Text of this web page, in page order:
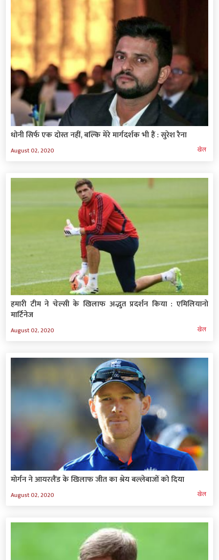
धोनी सिर्फ एक दोस्त नहीं, बल्कि मेरे मार्गदर्शक भी हैं : सुरेश रैना
August 02, 2020 खेल
हमारी टीम ने चेल्सी के खिलाफ अद्भुत प्रदर्शन किया : एमिलियानो
मार्टिनेज
August 02, 2020 खेल
मोर्गन ने आयरलैंड के खिलाफ जीत का श्रेय बल्लेबाजों को दिया
August 02, 2020 खेल